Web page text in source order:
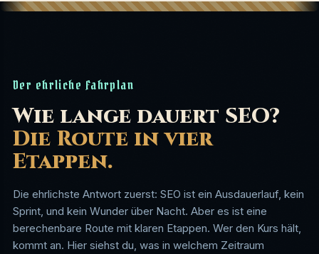
Der ehrliche Fahrplan
Wie lange dauert SEO?
Die Route in vier
Etappen.
Die ehrlichste Antwort zuerst: SEO ist ein Ausdauerlauf, kein
Sprint, und kein Wunder über Nacht. Aber es ist eine
berechenbare Route mit klaren Etappen. Wer den Kurs hält,
kommt an. Hier siehst du, was in welchem Zeitraum